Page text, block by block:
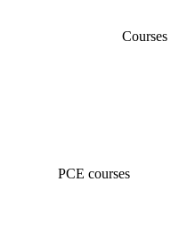
Courses
PCE courses